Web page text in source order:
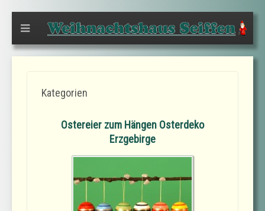
Kategorien
Ostereier zum Hängen Osterdeko
Erzgebirge